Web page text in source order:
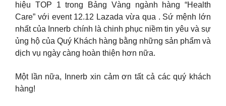
hiệu TOP 1 trong Bảng Vàng ngành hàng “Health
Care” với event 12.12 Lazada vừa qua . Sứ mệnh lớn
nhất của Innerb chính là chinh phục niềm tin yêu và sự
ủng hộ của Quý Khách hàng bằng những sản phẩm và
dịch vụ ngày càng hoàn thiện hơn nữa.
Một lần nữa, Innerb xin cảm ơn tất cả các quý khách
hàng!